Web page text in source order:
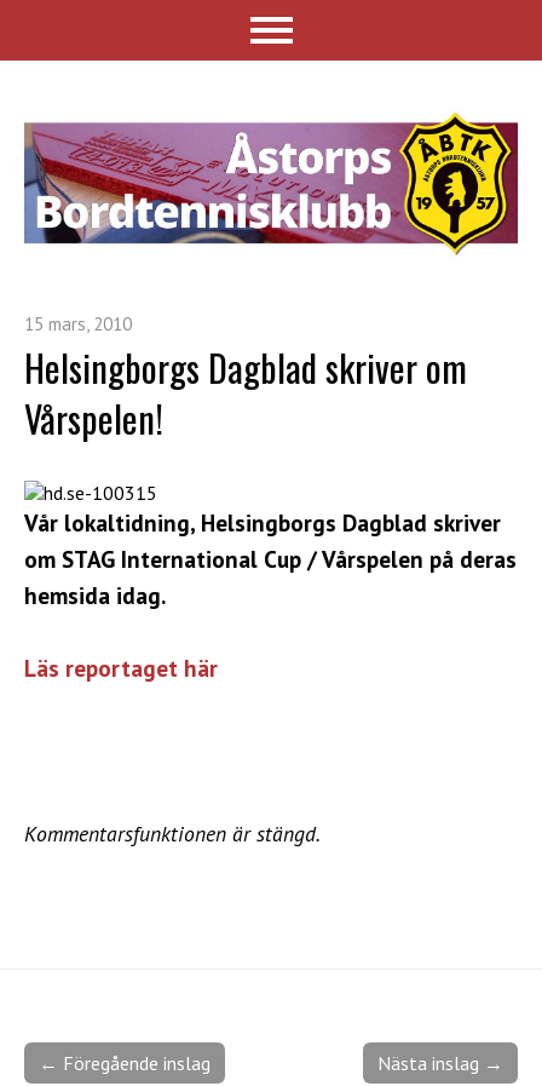
15 mars, 2010
Helsingborgs Dagblad skriver om
Vårspelen!
Vår lokaltidning, Helsingborgs Dagblad skriver
om STAG International Cup / Vårspelen på deras
hemsida idag.
Läs reportaget här
Kommentarsfunktionen är stängd.
Nästa inslag →
← Föregående inslag